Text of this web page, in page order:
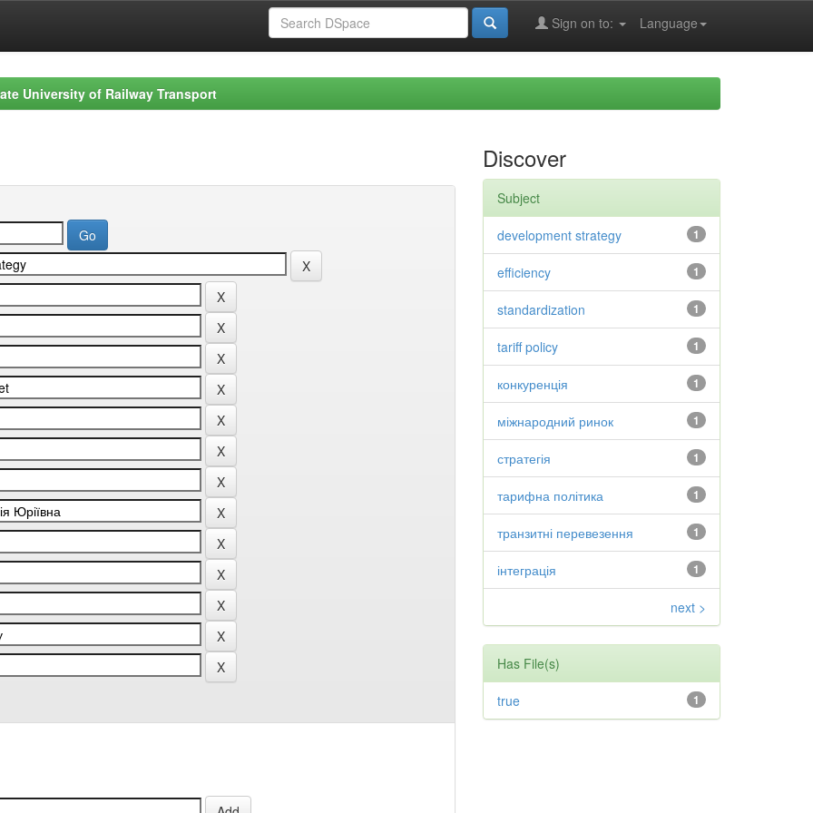
Language
Sign on to:
University of Railway Transport
Discover
Subject
1
development strategy
1
efficiency
1
standardization
1
tariff policy
1
конкуренція
1
міжнародний ринок
1
стратегія
1
тарифна політика
1
транзитні перевезення
1
інтеграція
next >
Has File(s)
1
true